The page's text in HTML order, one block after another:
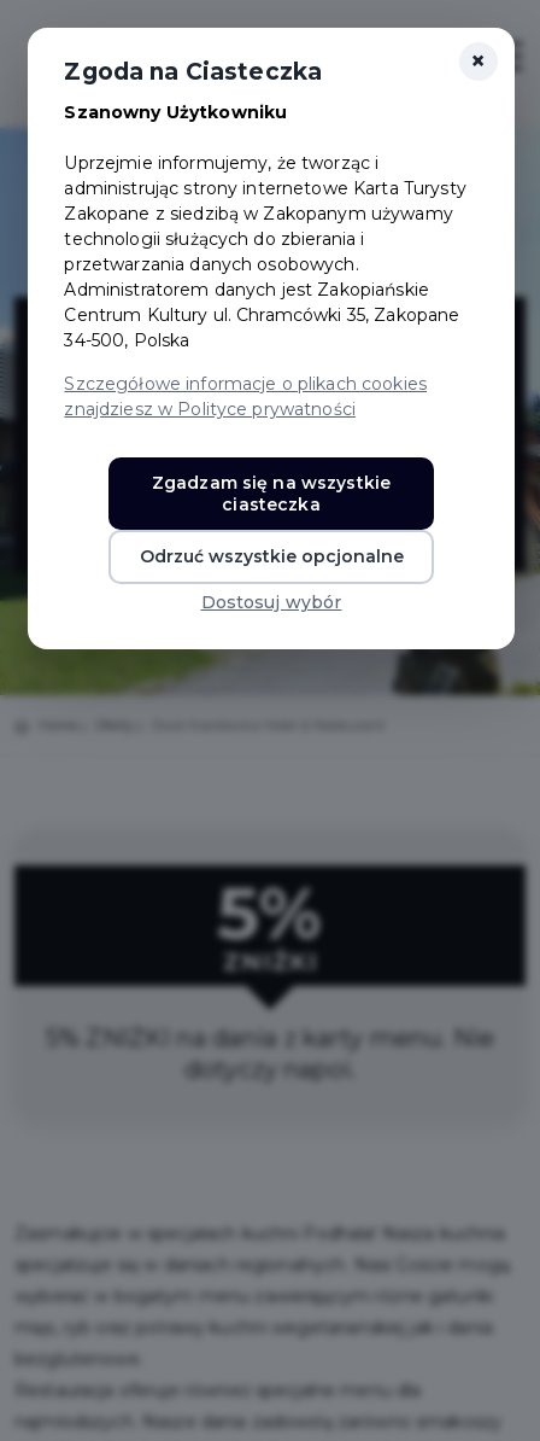
Login/Rejestracja
Dwór
Karolówka
Hotel &
Restaurant
5%
ZNIŻKI
5% ZNIŻKI na dania z karty menu. Nie
dotyczy napoi.
Zasmakujcie w specjałach kuchni Podhala! Nasza kuchnia
specjalizuje się w daniach regionalnych. Nasi Goście mogą
wybierać w bogatym menu zawierającym różne gatunki
mięs, ryb oraz potrawy kuchni wegetariańskiej jak i dania
bezglutenowe.
Restauracja oferuje również specjalne menu dla
najmłodszych. Nasze dania zadowolą zarówno smakoszy
×
Zgoda na Ciasteczka
Szanowny Użytkowniku
Uprzejmie informujemy, że tworząc i
administrując strony internetowe Karta Turysty
Zakopane z siedzibą w Zakopanym używamy
technologii służących do zbierania i
przetwarzania danych osobowych.
Administratorem danych jest Zakopiańskie
Centrum Kultury ul. Chramcówki 35, Zakopane
34-500, Polska
Szczegółowe informacje o plikach cookies
znajdziesz w Polityce prywatności
Zgadzam się na wszystkie
ciasteczka
Odrzuć wszystkie opcjonalne
Dostosuj wybór